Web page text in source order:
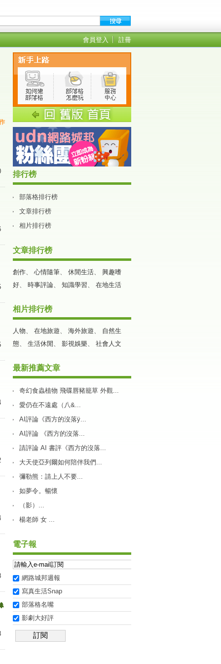
會員登入 註冊
排行榜
部落格排行榜
文章排行榜
相片排行榜
文章排行榜
創作、 心情隨筆、 休閒生活、 興趣嗜
好、 時事評論、 知識學習、 在地生活
相片排行榜
人物、 在地旅遊、 海外旅遊、 自然生
態、 生活休閒 、 影視娛樂、 社會人文
最新推薦文章
奇幻食蟲植物 飛碟唇豬籠草 外觀...
愛仍在不遠處（八&...
AI評論《西方的沒落ÿ...
AI評論 《西方的沒落...
請評論 AI 書評《西方的沒落...
大天使亞列爾如何陪伴我們...
彌勒熊：請上人不要...
如夢令。暢懷
（影）...
楊老師 女 ...
電子報
網路城邦週報
寫真生活Snap
部落格名嘴
影劇大好評
訂閱